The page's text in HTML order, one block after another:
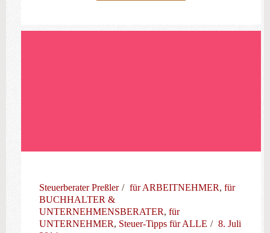
Steuerberater Preßler für ARBEITNEHMER, für
BUCHHALTER &
UNTERNEHMENSBERATER, für
UNTERNEHMER, Steuer-Tipps für ALLE
8. Juli